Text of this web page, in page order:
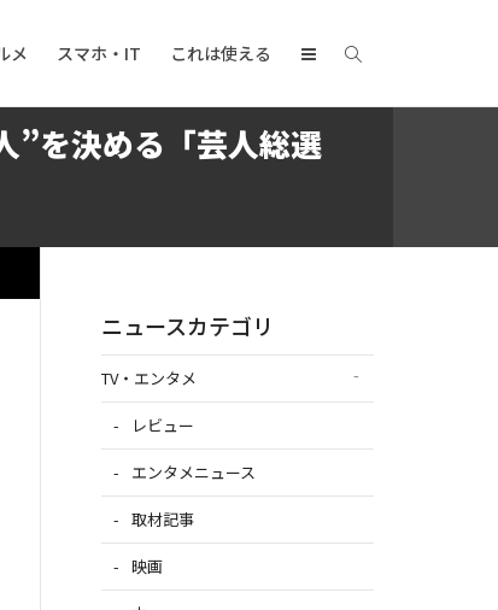
メ スマホ・IT これは使える
”を決める「芸人総選
ニュースカテゴリ
TV・エンタメ
レビュー
エンタメニュース
取材記事
映画